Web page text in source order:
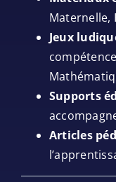
Maternelle,
Jeux
Supports
Articles